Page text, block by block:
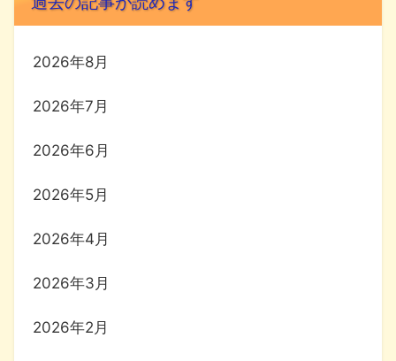
2026年8月
2026年7月
2026年6月
2026年5月
2026年4月
2026年3月
2026年2月